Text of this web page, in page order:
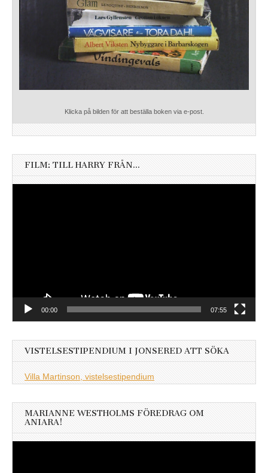
Klicka på bilden för att beställa boken via e-post.
FILM: TILL HARRY FRÅN…
00:00 07:55
VISTELSESTIPENDIUM I JONSERED ATT SÖKA
Villa Martinson, vistelsestipendium
MARIANNE WESTHOLMS FÖREDRAG OM
ANIARA!